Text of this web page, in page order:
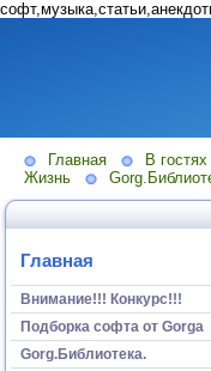
Главная В
Жизнь
Главная
Внимание!!! Конкурс!!!
Подборка софта от Gorga
Gorg.Библиотека.